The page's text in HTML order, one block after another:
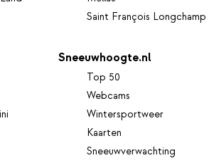
Saint François Longchamp
Sneeuwhoogte.nl
Top 50
Webcams
Wintersportweer
Kaarten
Sneeuwverwachting